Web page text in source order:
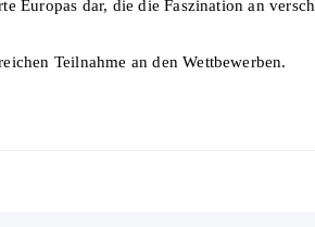
dar, die die Faszination an
Teilnahme an den Wettbewerben.